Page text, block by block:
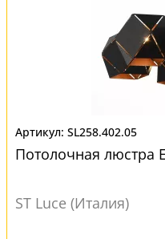
SL258.402.05
Потолочная люстра
ST Luce (Италия)